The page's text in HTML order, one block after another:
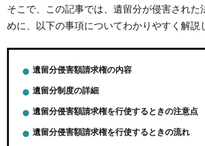
そこで、この記事では、遺留分が侵害された
めに、以下の事項についてわかりやすく解説
遺留分侵害額請求権の内容
遺留分制度の詳細
遺留分侵害額請求権を行使するときの注意点
遺留分侵害額請求権を行使するときの流れ